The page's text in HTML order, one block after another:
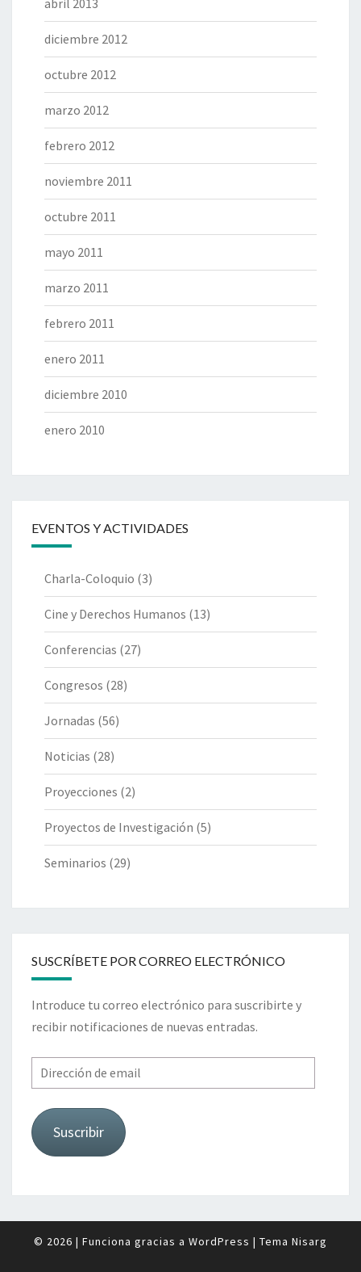
diciembre 2012
octubre 2012
marzo 2012
febrero 2012
noviembre 2011
octubre 2011
mayo 2011
marzo 2011
febrero 2011
enero 2011
diciembre 2010
enero 2010
EVENTOS Y ACTIVIDADES
Charla-Coloquio (3)
Cine y Derechos Humanos (13)
Conferencias (27)
Congresos (28)
Jornadas (56)
Noticias (28)
Proyecciones (2)
Proyectos de Investigación (5)
Seminarios (29)
SUSCRÍBETE POR CORREO ELECTRÓNICO
Introduce tu correo electrónico para suscribirte y
recibir notificaciones de nuevas entradas.
Dirección
de
email
Suscribir
© 2026 | Funciona gracias a WordPress | Tema Nisarg